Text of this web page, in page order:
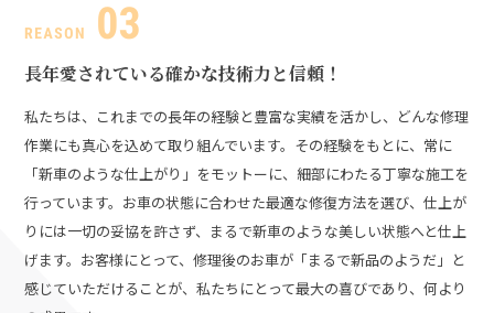
長年愛されている確かな技術力と信頼！
私たちは、これまでの長年の経験と豊富な実績を活かし、どんな修理
作業にも真心を込めて取り組んでいます。その経験をもとに、常に
「新車のような仕上がり」をモットーに、細部にわたる丁寧な施工を
行っています。お車の状態に合わせた最適な修復方法を選び、仕上が
りには一切の妥協を許さず、まるで新車のような美しい状態へと仕上
げます。 お客様にとって、修理後のお車が「まるで新品のようだ」と
感じていただけることが、私たちにとって最大の喜びであり、何より